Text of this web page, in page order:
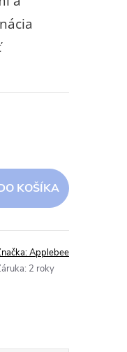
KOŠÍKA
Applebee
: 2 roky